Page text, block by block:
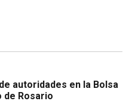
autoridades en la Bolsa
de Rosario